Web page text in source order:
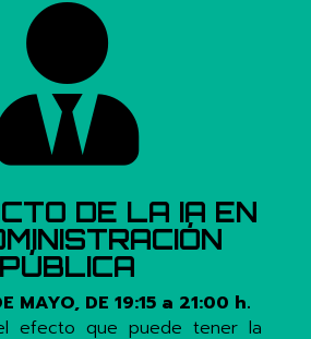
DE LA IA EN
PÚBLICA
MAYO, DE 19:15 a 21:00 h.
efecto que puede tener la